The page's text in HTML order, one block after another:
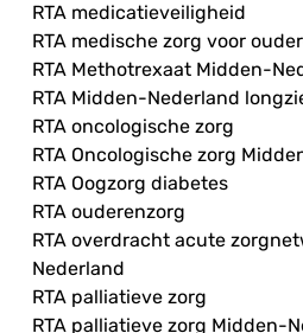
RTA medicatieveiligheid
RTA medische zorg voor
RTA Methotrexaat Midden-
RTA Midden-Nederland
RTA oncologische zorg
RTA Oncologische zorg
RTA Oogzorg diabetes
RTA ouderenzorg
RTA overdracht acute
Nederland
RTA palliatieve zorg
RTA palliatieve zorg Midden-